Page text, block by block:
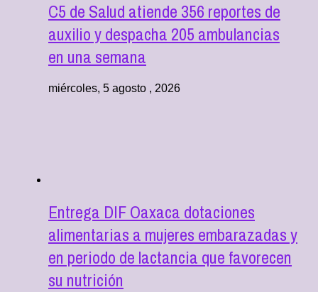
C5 de Salud atiende 356 reportes de
auxilio y despacha 205 ambulancias
en una semana
miércoles, 5 agosto , 2026
Entrega DIF Oaxaca dotaciones
alimentarias a mujeres embarazadas y
en periodo de lactancia que favorecen
su nutrición